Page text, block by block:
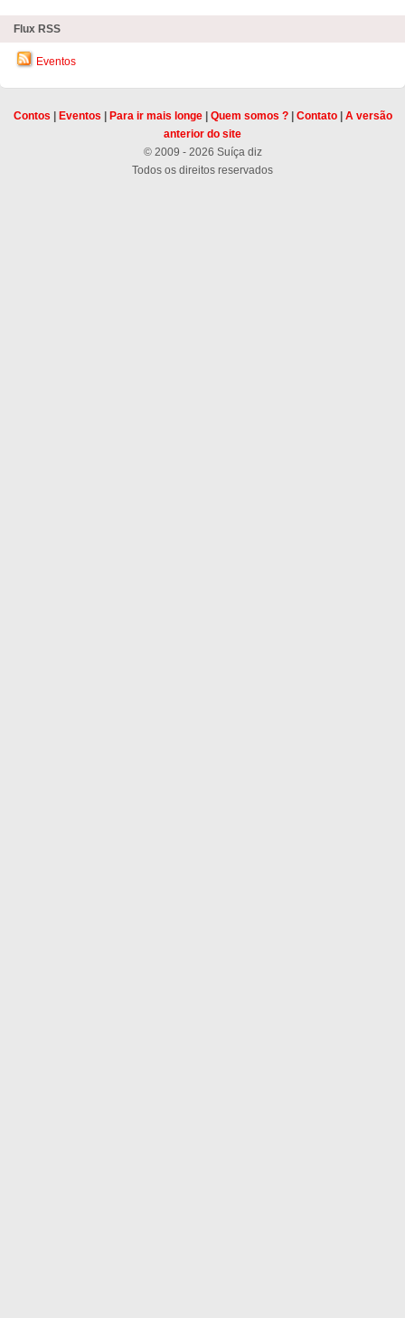
Flux RSS
Eventos
Contos Eventos Para ir mais longe| Quem somos ?| Contato| A versão
anterior do site
© 2009 - 2026 Suíça diz
Todos os direitos reservados